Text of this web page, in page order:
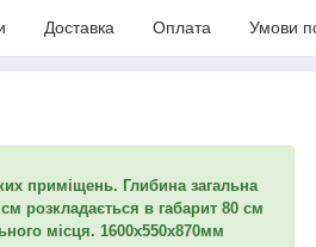
Доставка Оплата Умови
приміщень. Глибина загальна
розкладається в габарит 80 см
місця. 1600х550х870мм